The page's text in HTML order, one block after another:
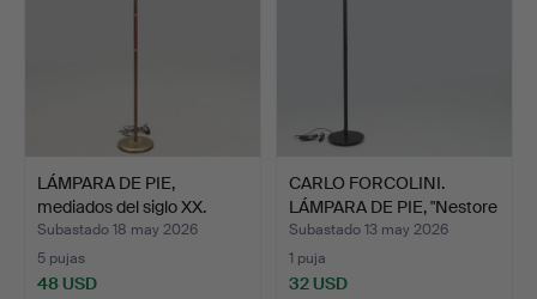
LÁMPARA DE PIE,
mediados del siglo XX.
Subastado 18 may 2026
5 pujas
48 USD
CARLO FORCOLINI.
LÁMPARA DE PIE, "Nestore
…
Subastado 13 may 2026
1 puja
32 USD